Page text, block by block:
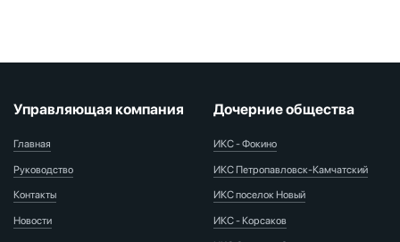
Управляющая компания
Главная
Руководство
Контакты
Новости
Дочерние общества
ИКС - Фокино
ИКС Петропавловск-Камчатский
ИКС поселок Новый
ИКС - Корсаков